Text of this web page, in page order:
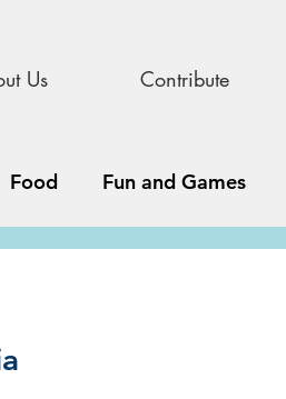
Us Contribute
Food Fun and Games